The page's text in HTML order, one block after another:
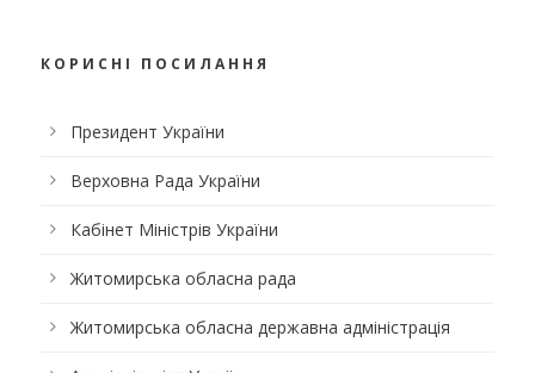
КОРИСНІ ПОСИЛАННЯ
Президент України
Верховна Рада України
Кабінет Міністрів України
Житомирська обласна рада
Житомирська обласна державна адміністрація